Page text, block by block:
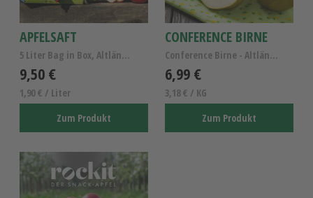
APFELSAFT
5 Liter Bag in Box, Altländer Apfelsaft naturtrüb
9,50 €
1,90 € / Liter
Zum Produkt
CONFERENCE BIRNE
Conference Birne - Altländer Birnen Kl.I
6,99 €
3,18 € / KG
Zum Produkt